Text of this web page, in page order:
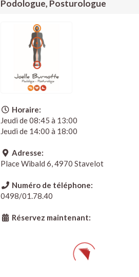
Podologue, Posturologue
Horaire:
Jeudi de 08:45 à 13:00
Jeudi de 14:00 à 18:00
Adresse:
Place Wibald 6, 4970 Stavelot
Numéro de téléphone:
0498/01.78.40
Réservez maintenant: